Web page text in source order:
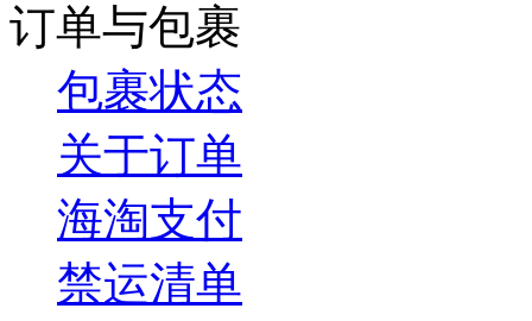
订单与包裹
包裹状态
关于订单
海淘支付
禁运清单